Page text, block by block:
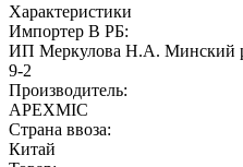
Характеристики
Импортер В РБ:
ИП Меркулова Н.А. Минский
9-2
Производитель:
APEXMIC
Страна ввоза:
Китай